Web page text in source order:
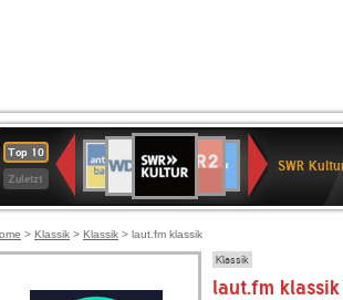
Top 10
Zuletzt
Deutschlandfunk
80er
90er
OLDIE
ANTENNE
SWR3
WDR
4
BR-
KLASSIK
Deutschlandfunk
Kultur
ANTENNE
BAYERN
2
Kultur2
SWR
> Klassik > Klassik > laut.fm klassik
Klassik
laut.fm